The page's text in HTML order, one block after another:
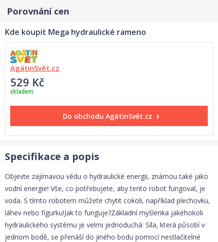
Porovnání cen
Kde koupit Mega hydraulické rameno
AgátinSvět.cz
529 Kč
skladem
Do obchodu AgátinSvět.cz
Specifikace a popis
Objevte zajímavou vědu o hydraulické energii, známou také jako
vodní energie! Vše, co potřebujete, aby tento robot fungoval, je
voda. S tímto robotem můžete chytit cokoli, například plechovku,
láhev nebo figurku!Jak to funguje?Základní myšlenka jakéhokoli
hydraulického systému je velmi jednoduchá: Síla, která působí v
jednom bodě, se přenáší do jiného bodu pomocí nestlačitelné